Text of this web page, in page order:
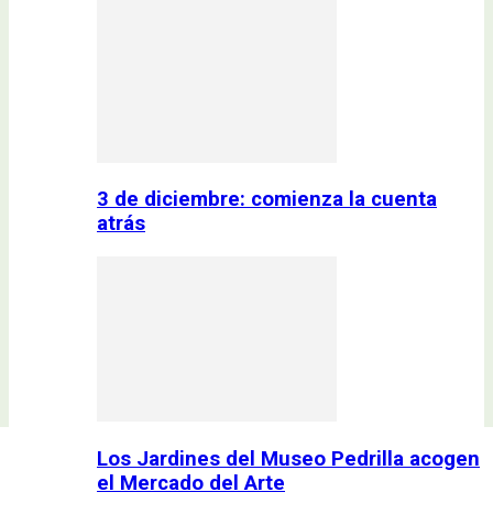
3 de diciembre: comienza la cuenta
atrás
Los Jardines del Museo Pedrilla acogen
el Mercado del Arte